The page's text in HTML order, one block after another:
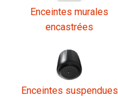
Enceintes murales
encastrées
Enceintes suspendues